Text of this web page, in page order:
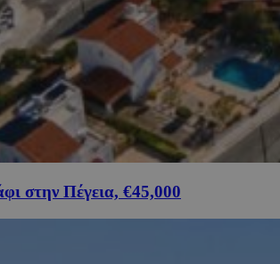
στην Πέγεια, €45,000